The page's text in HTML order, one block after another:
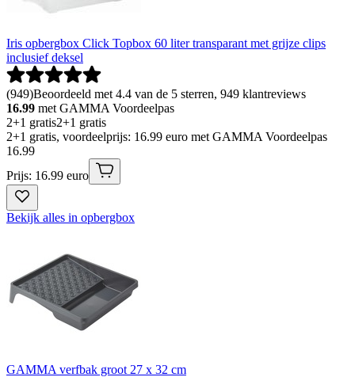
Iris opbergbox Click Topbox 60 liter transparant met grijze clips
inclusief deksel
(949)Beoordeeld met 4.4 van de 5 sterren, 949 klantreviews
16.99 met GAMMA Voordeelpas
2+1 gratis2+1 gratis
2+1 gratis, voordeelprijs: 16.99 euro met GAMMA Voordeelpas
16.99
Prijs: 16.99 euro
Bekijk alles in opbergbox
GAMMA verfbak groot 27 x 32 cm